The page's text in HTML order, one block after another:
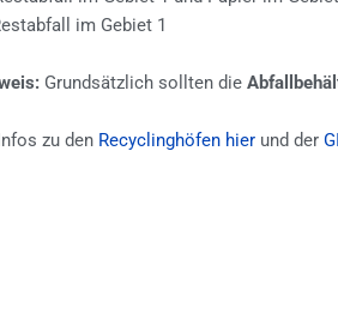
im Gebiet 1
Grundsätzlich sollten die
zu den Recyclinghöfen hier und der